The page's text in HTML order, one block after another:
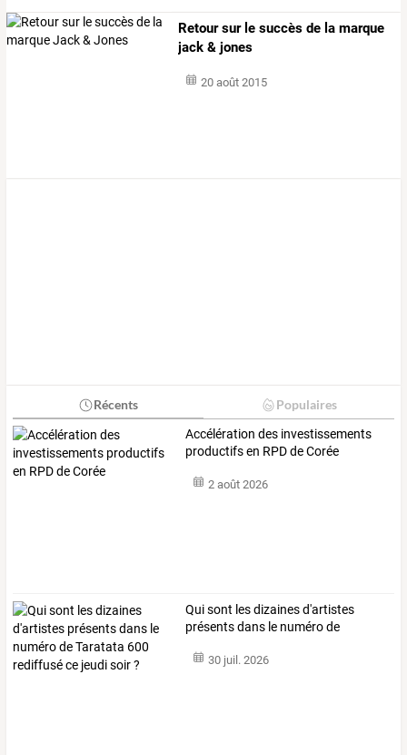
Retour sur le succès de la marque
jack & jones
20 août 2015
Récents Populaires
Accélération des investissements
productifs en RPD de Corée
2 août 2026
Quisont lesdizainesd'artistes
présentsdans le numérode
30 juil. 2026